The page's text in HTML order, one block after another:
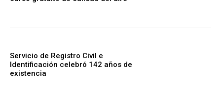
Servicio de Registro Civil e
Identificación celebró 142 años de
existencia